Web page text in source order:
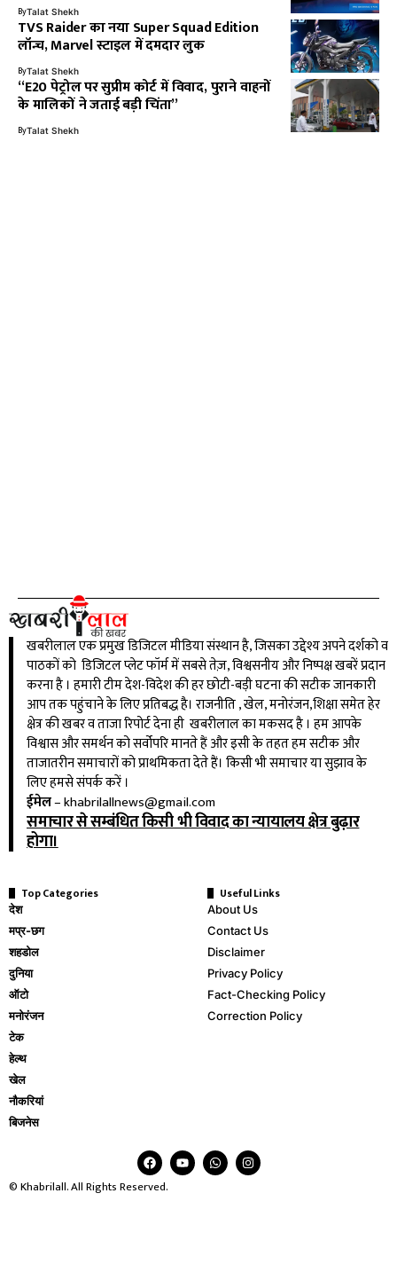
ByTalat Shekh
TVS Raider का नया Super Squad Edition
लॉन्च, Marvel स्टाइल में दमदार लुक
ByTalat Shekh
“E20 पेट्रोल पर सुप्रीम कोर्ट में विवाद, पुराने वाहनों
के मालिकों ने जताई बड़ी चिंता”
ByTalat Shekh
खबरीलाल एक प्रमुख डिजिटल मीडिया संस्थान है, जिसका उद्देश्य अपने दर्शको व
पाठकों को डिजिटल प्लेट फॉर्म में सबसे तेज़, विश्वसनीय और निष्पक्ष खबरें प्रदान
करना है । हमारी टीम देश-विदेश की हर छोटी-बड़ी घटना की सटीक जानकारी
आप तक पहुंचाने के लिए प्रतिबद्ध है। राजनीति , खेल, मनोरंजन,शिक्षा समेत हेर
क्षेत्र की खबर व ताजा रिपोर्ट देना ही खबरीलाल का मकसद है । हम आपके
विश्वास और समर्थन को सर्वोपरि मानते हैं और इसी के तहत हम सटीक और
ताजातरीन समाचारों को प्राथमिकता देते हैं। किसी भी समाचार या सुझाव के
लिए हमसे संपर्क करें ।
ईमेल–khabrilallnews@gmail.com
समाचार से सम्बंधित किसी भी विवाद का न्यायालय क्षेत्र बुढ़ार
होगा।
Top Categories
देश
मप्र-छग
शहडोल
दुनिया
ऑटो
मनोरंजन
टेक
हेल्थ
खेल
नौकरियां
बिजनेस
Useful Links
About Us
Contact Us
Disclaimer
Privacy Policy
Fact-Checking Policy
Correction Policy
© Khabrilall. All Rights Reserved.